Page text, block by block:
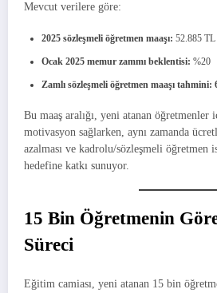
Mevcut verilere göre:
2025 sözleşmeli öğretmen maaşı: 52.885 TL
Ocak 2025 memur zammı beklentisi: %20
Zamlı sözleşmeli öğretmen maaşı tahmini:
Bu maaş aralığı, yeni atanan
motivasyon sağlarken, aynı zamanda
azalması ve kadrolu/sözleşmeli öğretmen
hedefine katkı sunuyor.
15 Bin Öğretmenin
Süreci
Eğitim camiası, yeni atanan 15 bin